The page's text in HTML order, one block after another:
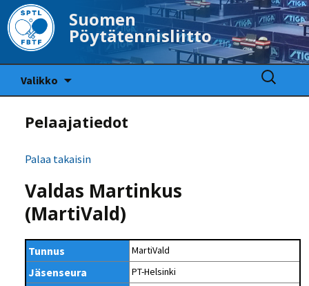
Suomen
Pöytätennisliitto
Valikko
Haku:
Pelaajatiedot
Palaa takaisin
Valdas Martinkus
(MartiVald)
Tunnus MartiVald
Jäsenseura PT-Helsinki